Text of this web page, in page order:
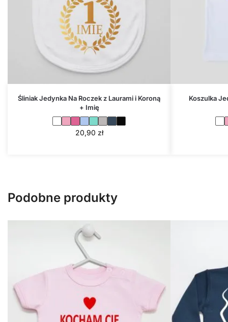
Śliniak Jedynka Na Roczek z Laurami i Koroną
+ Imię
20,90 zł
Koszulka
Podobne produkty